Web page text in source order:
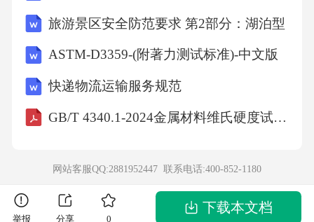
城市算是比较大的了。目标市场主要是城市生
活垃圾，特别是可燃垃圾和可回收物。产业链
方面，上游是垃圾收集运输，下游是资源回收
的，有保障，余热余气还能卖钱，灰渣也能做
边五个城市一年产生的垃圾就有200万吨，完全
够我们处理。市场不算饱和，特别是现在提倡
旅游景区安全防范要求 第2部分：湖泊型
ASTM-D3359-(附著力测试标准)-中文版
快递物流运输服务规范
GB/T 4340.1-2024金属材料维氏硬度试验第1部分:试验方法
网站客服QQ:2881952447 联系电话:400-852-1180
举报 分享 0
下载本文档